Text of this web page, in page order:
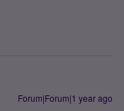
Forum|Forum|1 year ago